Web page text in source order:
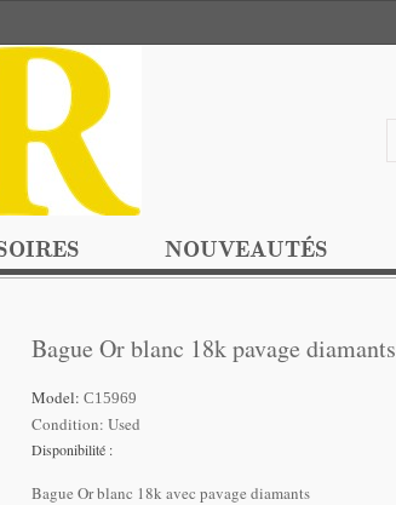
NOUVEAUTÉS
Bague Or blanc 18k pavage diamants
Model: C15969
Condition: Used
Disponibilité :
Bague Or blanc 18k avec pavage diamants